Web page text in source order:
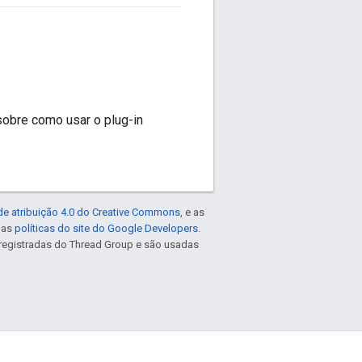
como usar o plug-in
atribuição 4.0 do Creative Commons, e as
políticas do site do Google Developers.
do Thread Group e são usadas